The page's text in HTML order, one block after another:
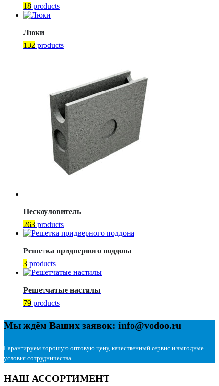
18 products
Люки
132 products
Пескоуловитель
263 products
Решетка придверного поддона
3 products
Решетчатые настилы
79 products
Мы ждём Ваших заявок: info@vodoo.ru
Гарантируем хорошую оптовую цену, качественный сервис и выгодные
условия сотрудничества
НАШ АССОРТИМЕНТ